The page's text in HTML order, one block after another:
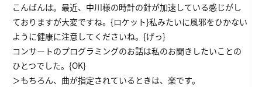
こんばんは。最近、中川様の時計の針が加速している感じがし
ておりますが大変ですね。{ロケット}私みたいに風邪をひかない
ように健康に注意してくださいね。{げっ}
コンサートのプログラミングのお話は私のお聞きしたいことの
ひとつでした。{OK}
＞もちろん、曲が指定されているときは、楽です。